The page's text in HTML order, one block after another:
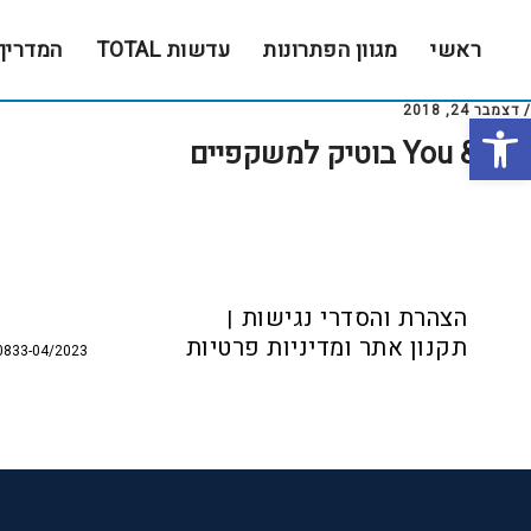
פתח סרגל נגישות
footerראשי מגוון הפתרונות עדשות TOTAL
/ דצמבר 24, 2018
You & Eye בוטיק למשקפיים
Footer
הצהרת והסדרי נגישות
תקנון אתר ומדיניות פרטיות
04/2023